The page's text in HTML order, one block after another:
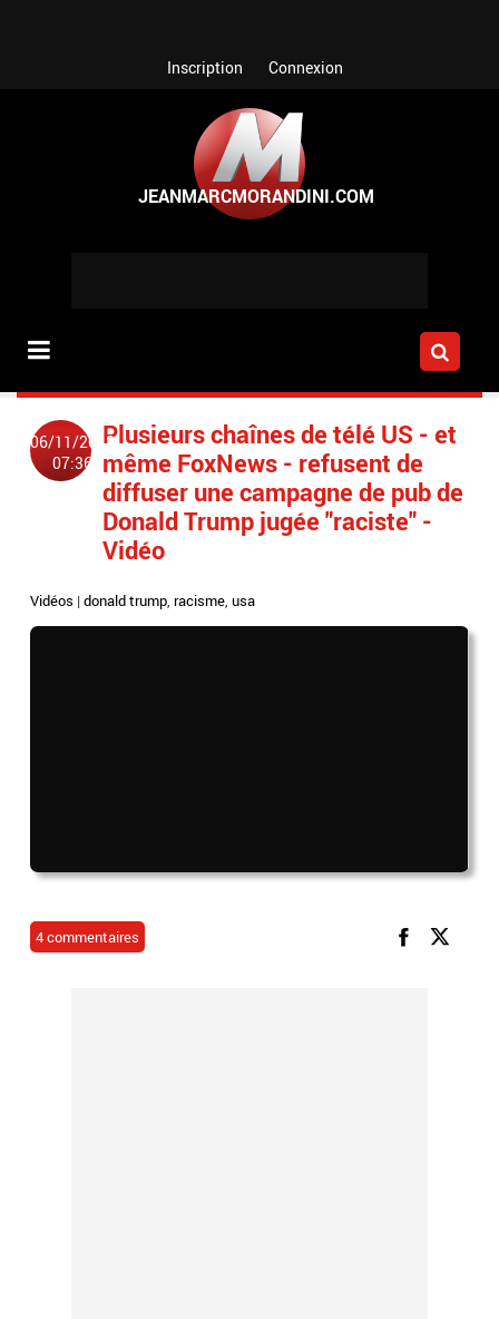
Inscription Connexion
06/11/2018
07:36
Plusieurs chaînes de télé US - et
même FoxNews - refusent de
diffuser une campagne de pub de
Donald Trump jugée "raciste" -
Vidéo
Vidéos |donald trump,racisme,usa
4 commentaires